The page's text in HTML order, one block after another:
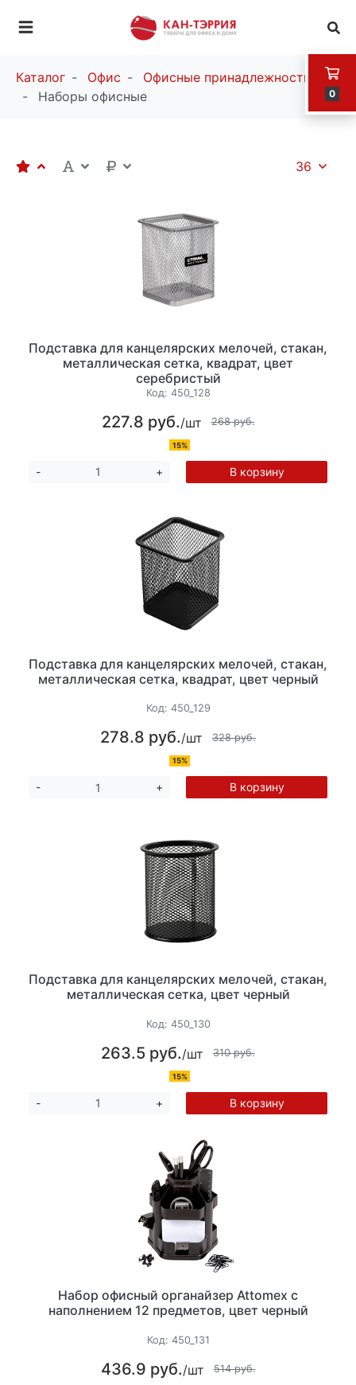
0
Каталог Офис
Офисные принадлежности
Наборы офисные
36
Подставка для канцелярских мелочей, стакан,
металлическая сетка, квадрат, цвет
серебристый
Код: 450_128
227.8 руб./шт 268 руб.
15%
- + В корзину
Подставка для канцелярских мелочей, стакан,
металлическая сетка, квадрат, цвет черный
Код: 450_129
278.8 руб./шт 328 руб.
15%
- + В корзину
Подставка для канцелярских мелочей, стакан,
металлическая сетка, цвет черный
Код: 450_130
263.5 руб./шт 310 руб.
15%
- + В корзину
Набор офисный органайзер Attomex с
наполнением 12 предметов, цвет черный
Код: 450_131
436.9 руб./шт 514 руб.